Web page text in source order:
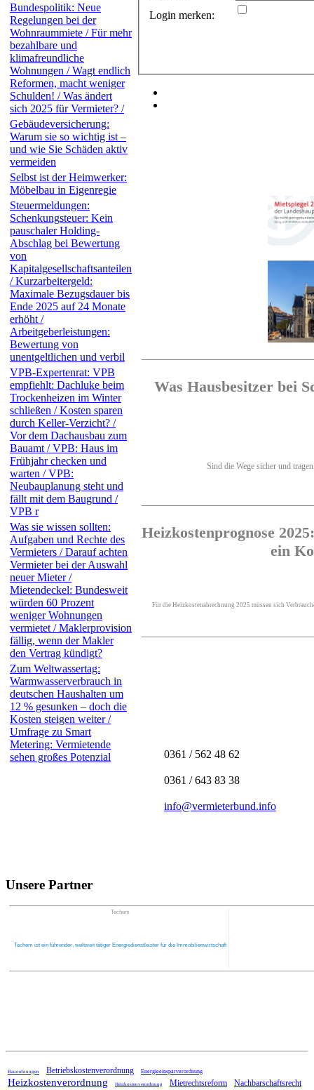
Bundespolitik: Neue
Regelungen bei der
Wohnraummiete / Für mehr
bezahlbare und
klimafreundliche
Wohnungen / Wagt endlich
Reformen, macht weniger
Schulden! / Was ändert
sich 2025 für Vermieter? /
Gebäudeversicherung:
Warum sie so wichtig ist –
und wie Sie Schäden aktiv
vermeiden
Selbst ist der Heimwerker:
Möbelbau in Eigenregie
Steuermeldungen:
Schenkungsteuer: Kein
pauschaler Holding-
Abschlag bei Bewertung
von
Kapitalgesellschaftsanteilen
/ Kurzarbeitergeld:
Maximale Bezugsdauer bis
Ende 2025 auf 24 Monate
erhöht /
Arbeitgeberleistungen:
Bewertung von
unentgeltlichen und verbil
VPB-Expertenrat: VPB
empfiehlt: Dachluke beim
Trockenheizen im Winter
schließen / Kosten sparen
durch Keller-Verzicht? /
Vor dem Dachausbau zum
Bauamt / VPB: Haus im
Frühjahr checken und
warten / VPB:
Neubauplanung steht und
fällt mit dem Baugrund /
VPB r
Was sie wissen sollten:
Aufgaben und Rechte des
Vermieters / Darauf achten
Vermieter bei der Auswahl
neuer Mieter /
Mietendeckel: Bundesweit
würden 60 Prozent
weniger Wohnungen
vermietet / Maklerprovision
fällig, wenn der Makler
den Vertrag kündigt?
Zum Weltwassertag:
Warmwasserverbrauch in
deutschen Haushalten um
12 % gesunken – doch die
Kosten steigen weiter /
Umfrage zu Smart
Metering: Vermietende
sehen großes Potenzial
Login merken:
Was Hausbesitzer bei
Sind die Wege sicher und
Heizkostenprognose
ein
Für die Heizkostenabrechnung 2025 müssen sich
0361 / 562 48 62
0361 / 643 83 38
info@vermieterbund.info
Unsere Partner
Techem
Techem ist ein führender, weltweit tätiger Energiedienstleister für die Immobilienwirtschaft
Bauordnungen Betriebskostenverordnung Energieeinsparverordnung
Heizkostenverordnung Heizkostenverordnung Mietrechtsreform Nachbarschaftsrecht